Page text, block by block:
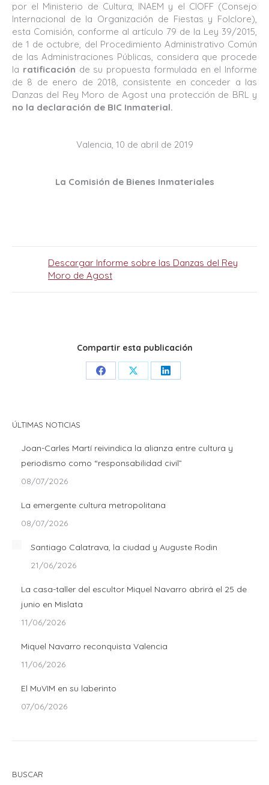
por el Ministerio de Cultura, INAEM y el CIOFF (Consejo
Internacional de la Organización de Fiestas y Folclore),
esta Comisión, conforme al artículo 79 de la Ley 39/2015,
de 1 de octubre, del Procedimiento Administrativo Común
de las Administraciones Públicas, considera que procede
la ratificación de su propuesta formulada en el Informe
de 8 de enero de 2018, consistente en conceder a las
Danzas del Rey Moro de Agost una protección de BRL y
no la declaración de BIC Inmaterial.
Valencia, 10 de abril de 2019
La Comisión de Bienes Inmateriales
Descargar Informe sobre las Danzas del Rey
Moro de Agost
Compartir esta publicación
Share Share Share
ÚLTIMAS NOTICIAS
Joan-Carles Martí reivindica la alianza entre cultura y
periodismo como “responsabilidad civil”
08/07/2026
La emergente cultura metropolitana
08/07/2026
Santiago Calatrava, la ciudad y Auguste Rodin
21/06/2026
La casa-taller del escultor Miquel Navarro abrirá el 25 de
junio en Mislata
11/06/2026
Miquel Navarro reconquista Valencia
11/06/2026
El MuVIM en su laberinto
07/06/2026
BUSCAR